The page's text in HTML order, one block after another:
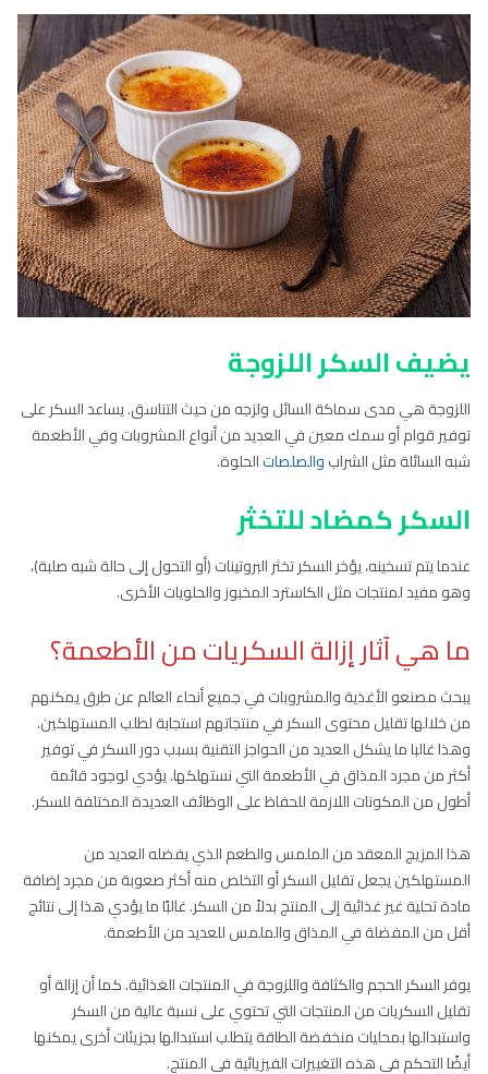
يضيف السكر اللزوجة
اللزوجة هي مدى سماكة السائل ولزجه من حيث التناسق. يساعد السكر على
توفير قوام أو سمك معين في العديد من أنواع المشروبات وفي الأطعمة
شبه السائلة مثل الشرابوالصلصاتالحلوة.
السكر كمضاد للتخثر
عندما يتم تسخينه، يؤخر السكر تخثر البروتينات (أو التحول إلى حالة شبه صلبة)،
وهو مفيد لمنتجات مثل الكاسترد المخبوز والحلويات الأخرى.
ما هي آثار إزالة السكريات من الأطعمة؟
يبحث مصنعو الأغذية والمشروبات في جميع أنحاء العالم عن طرق يمكنهم
من خلالها تقليل محتوى السكر في منتجاتهم استجابة لطلب المستهلكين.
وهذا غالبا ما يشكل العديد من الحواجز التقنية بسبب دور السكر في توفير
أكثر من مجرد المذاق في الأطعمة التي نستهلكها. يؤدي لوجود قائمة
أطول من المكونات اللازمة للحفاظ على الوظائف العديدة المختلفة للسكر.
هذا المزيج المعقد من الملمس والطعم الذي يفضله العديد من
المستهلكين يجعل تقليل السكر أو التخلص منه أكثر صعوبة من مجرد إضافة
مادة تحلية غير غذائية إلى المنتج بدلاً من السكر. غالبًا ما يؤدي هذا إلى نتائج
أقل من المفضلة في المذاق والملمس للعديد من الأطعمة.
يوفر السكر الحجم والكثافة واللزوجة في المنتجات الغذائية. كما أن إزالة أو
تقليل السكريات من المنتجات التي تحتوي على نسبة عالية من السكر
واستبدالها بمحليات منخفضة الطاقة يتطلب استبدالها بجزيئات أخرى يمكنها
أيضًا التحكم في هذه التغييرات الفيزيائية في المنتج.